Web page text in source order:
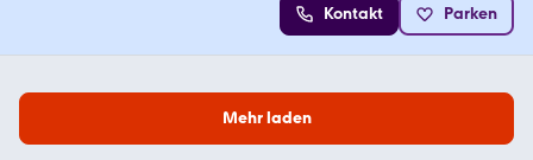
Kontakt Parken
Mehr laden